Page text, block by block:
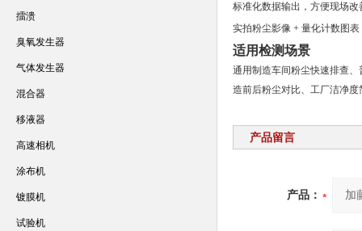
标准化数据输出，方便现场改
实拍粉尘影像 + 量化计数图
适用检测场景
通用制造车间粉尘快速排查
造前后粉尘对比、工厂洁净度
产品留言
产品：
擂溃
臭氧发生器
气体发生器
混合器
移液器
高速相机
涂布机
镀膜机
试验机